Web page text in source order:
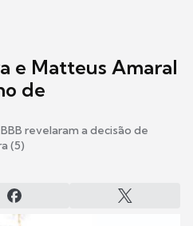
e Matteus Amaral
de
revelaram a decisão de
(5)